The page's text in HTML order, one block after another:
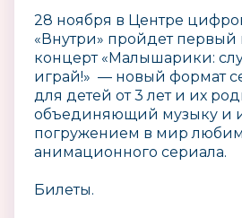
28 ноября в Центре
«Внутри» пройдет первый
концерт «Малышарики:
играй!» — новый формат
для детей от 3 лет и их
объединяющий музыку и
погружением в мир
анимационного сериала.
Билеты.